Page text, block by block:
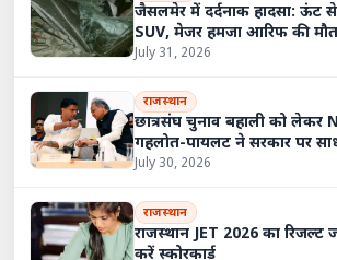
जैसलमेर में दर्दनाक हादसा: ऊंट
SUV, मेजर हमजा आरिफ की मौत
July 31, 2026
राजस्थान
छात्रसंघ चुनाव बहाली को लेकर
गहलोत-पायलट ने सरकार पर
July 30, 2026
राजस्थान
राजस्थान JET 2026 का रिजल्ट
करें स्कोरकार्ड